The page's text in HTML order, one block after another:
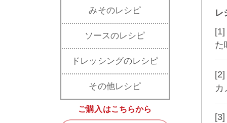
みそのレシピ
ソースのレシピ
ドレッシングのレシピ
その他レシピ
ご購入はこちらから
レ
た
カ